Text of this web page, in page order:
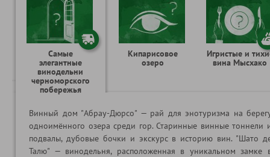
Самые
элегантные
винодельни
черноморского
побережья
Кипарисовое
озеро
Игристые и
вина Мысхако
Винный дом "Абрау-Дюрсо" — рай для энотуризма на
одноимённого озера среди гор. Старинные винные тоннели
подвалы, дубовые бочки и экскурс в историю вин. "Шато
Талю" — винодельня, расположенная в уникальном замке